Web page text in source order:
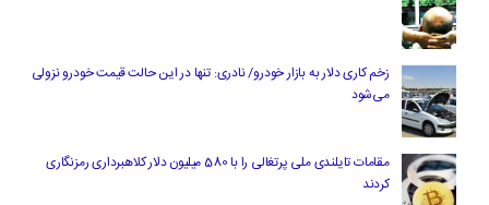
زخم کاری دلار به بازار خودرو/ نادری: تنها در این حالت قیمت خودرو نزولی
می‌شود
مقامات تایلندی ملی پرتغالی را با 580 میلیون دلار کلاهبرداری رمزنگاری
کردند